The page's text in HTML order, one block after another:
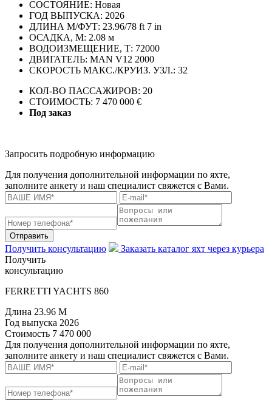
СОСТОЯНИЕ: Новая
ГОД ВЫПУСКА: 2026
ДЛИНА М/ФУТ: 23.96/78 ft 7 in
ОСАДКА, М: 2.08 м
ВОДОИЗМЕЩЕНИЕ, Т: 72000
ДВИГАТЕЛЬ: MAN V12 2000
СКОРОСТЬ МАКС./КРУИЗ. УЗЛ.: 32
КОЛ-ВО ПАССАЖИРОВ: 20
СТОИМОСТЬ: 7 470 000 €
Под заказ
Запросить подробную информацию
Для получения дополнительной информации по яхте,
заполните анкету и наш специалист свяжется с Вами.
Отправить
Получить консультацию
Заказать каталог яхт через курьера
Получить
консультацию
FERRETTI YACHTS 860
Длина 23.96 M
Год выпуска 2026
Стоимость 7 470 000
Для получения дополнительной информации по яхте,
заполните анкету и наш специалист свяжется с Вами.